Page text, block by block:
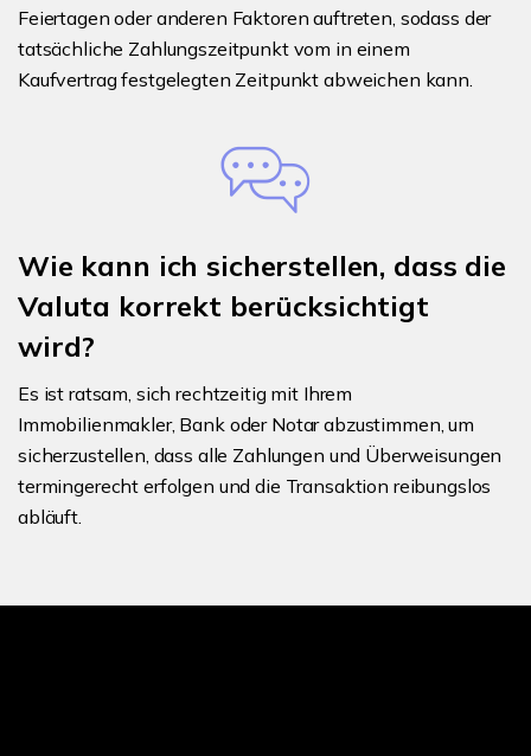
Feiertagen oder anderen Faktoren auftreten, sodass der
tatsächliche Zahlungszeitpunkt vom in einem
Kaufvertrag festgelegten Zeitpunkt abweichen kann.
Wie kann ich sicherstellen, dass die
Valuta korrekt berücksichtigt
wird?
Es ist ratsam, sich rechtzeitig mit Ihrem
Immobilienmakler, Bank oder Notar abzustimmen, um
sicherzustellen, dass alle Zahlungen und Überweisungen
termingerecht erfolgen und die Transaktion reibungslos
abläuft.